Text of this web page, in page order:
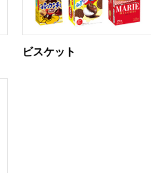
ビスケット